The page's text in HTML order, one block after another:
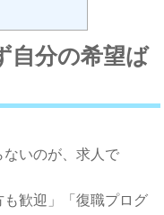
自分の希望ば
ないのが、求人で
歓迎」「復職プログ